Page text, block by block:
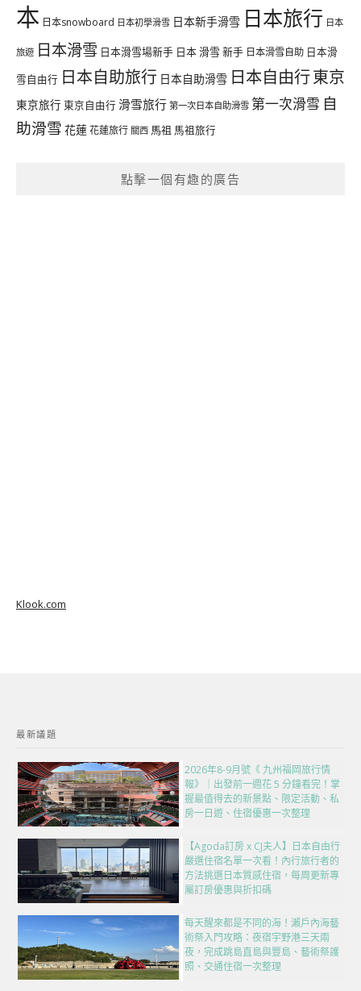
本 日本snowboard 日本初學滑雪 日本新手滑雪 日本旅行 日本
旅遊 日本滑雪 日本滑雪場新手 日本 滑雪 新手 日本滑雪自助 日本滑
雪自由行 日本自助旅行 日本自助滑雪 日本自由行東京
東京旅行 東京自由行 滑雪旅行 第一次日本自助滑雪 第一次滑雪 自
助滑雪 花蓮花蓮旅行 關西 馬祖 馬祖旅行
點擊一個有趣的廣告
Klook.com
最新議題
2026年8-9月號《 九州福岡旅行情
報》｜出發前一週花 5 分鐘看完！掌
握最值得去的新景點、限定活動、私
房一日遊、住宿優惠一次整理
【Agoda訂房 x CJ夫人】日本自由行
嚴選住宿名單一次看！內行旅行者的
方法挑選日本質感住宿，每周更新專
屬訂房優惠與折扣碼
每天醒來都是不同的海！瀨戶內海藝
術祭入門攻略：夜宿宇野港三天兩
夜，完成跳島直島與豐島、藝術祭護
照、交通住宿一次整理